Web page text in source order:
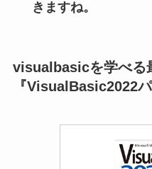
きますね。
visualbasicを学べる
『VisualBasic2022